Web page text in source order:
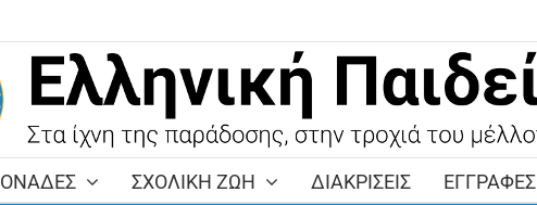
ΣΧΟΛΙΚΗ ΖΩΗ ΔΙΑΚΡΙΣΕΙΣ ΕΓΓΡΑΦΕΣ